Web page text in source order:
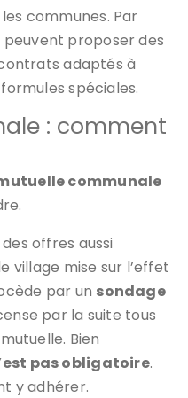
communes. Par
proposer des
adaptés à
spéciales.
: comment
communale
offres aussi
village mise sur l’effet
par un sondage
par la suite tous
Bien
pas obligatoire.
y adhérer.